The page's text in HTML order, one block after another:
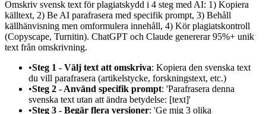
Omskriv svensk text för plagiatskydd i 4 steg med AI: 1) Kopiera
källtext, 2) Be AI parafrasera med specifik prompt, 3) Behåll
källhänvisning men omformulera innehåll, 4) Kör plagiatskontroll
(Copyscape, Turnitin). ChatGPT och Claude genererar 95%+ unik
text från omskrivning.
•Steg 1 - Välj text att omskriva: Kopiera den svenska text
du vill parafrasera (artikelstycke, forskningstext, etc.)
•Steg 2 - Använd specifik prompt: 'Parafrasera denna
svenska text utan att ändra betydelse: [text]'
•Steg 3 - Begär flera versioner: 'Ge mig 3 olika